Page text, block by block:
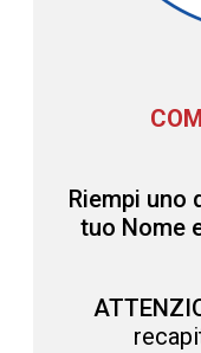
Riempi uno
tuo Nome